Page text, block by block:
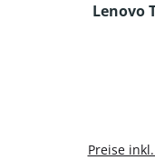
Lenovo
Preise